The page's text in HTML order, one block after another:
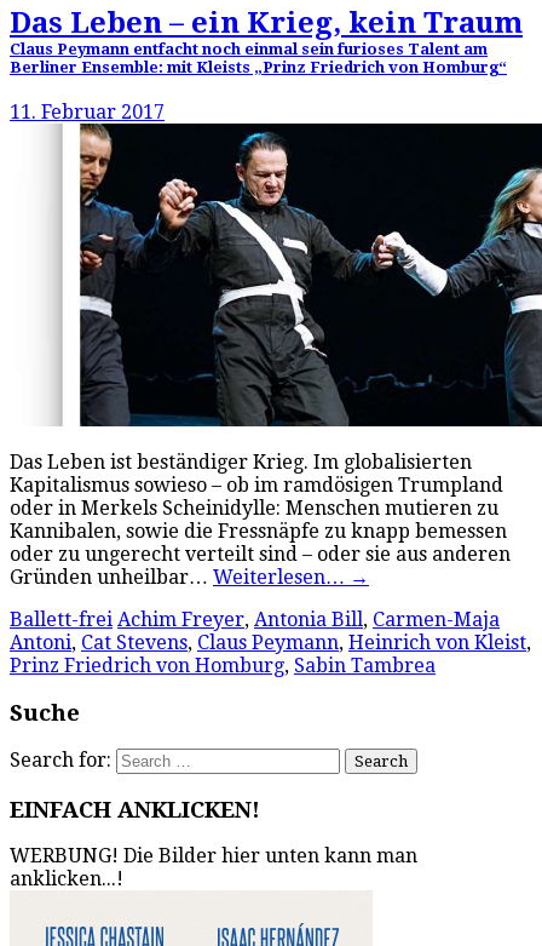
Das Leben – ein Krieg, kein Traum
Claus Peymann entfacht noch einmal sein furioses Talent am
Berliner Ensemble: mit Kleists „Prinz Friedrich von Homburg“
11. Februar 2017
Das Leben ist beständiger Krieg. Im globalisierten
Kapitalismus sowieso – ob im ramdösigen Trumpland
oder in Merkels Scheinidylle: Menschen mutieren zu
Kannibalen, sowie die Fressnäpfe zu knapp bemessen
oder zu ungerecht verteilt sind – oder sie aus anderen
Gründen unheilbar… Weiterlesen… →
Ballett-frei Achim Freyer, Antonia Bill, Carmen-Maja
Antoni, Cat Stevens, Claus Peymann, Heinrich von Kleist,
Prinz Friedrich von Homburg, Sabin Tambrea
Suche
Search for:
EINFACH ANKLICKEN!
WERBUNG! Die Bilder hier unten kann man
anklicken...!